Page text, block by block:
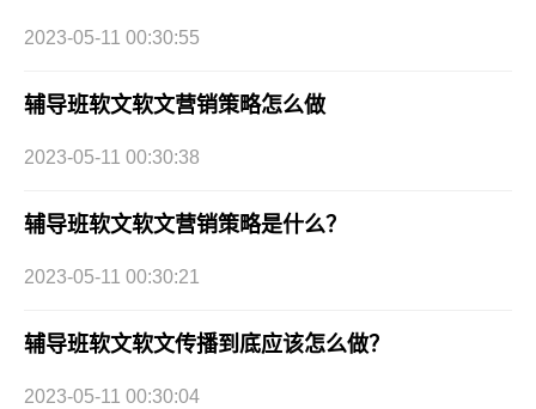
2023-05-11 00:30:55
辅导班软文软文营销策略怎么做
2023-05-11 00:30:38
辅导班软文软文营销策略是什么？
2023-05-11 00:30:21
辅导班软文软文传播到底应该怎么做？
2023-05-11 00:30:04